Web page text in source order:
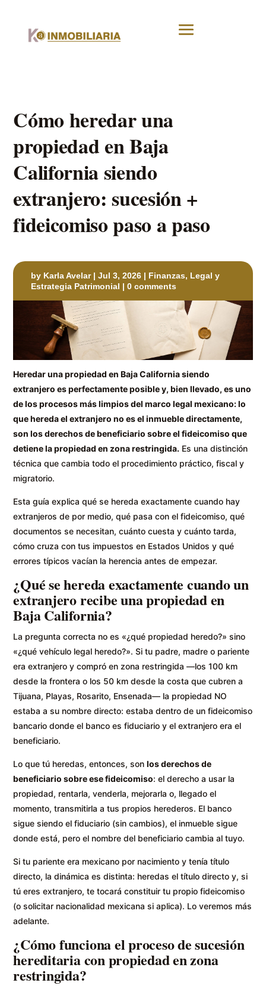
Cómo heredar una
propiedad en Baja
California siendo
extranjero: sucesión +
fideicomiso paso a paso
by Karla Avelar|Jul 3, 2026 | Finanzas, Legal y
Estrategia Patrimonial |0 comments
Heredar una propiedad en Baja California siendo
extranjero es perfectamente posible y, bien llevado, es uno
de los procesos más limpios del marco legal mexicano: lo
que hereda el extranjero no es el inmueble directamente,
son los derechos de beneficiario sobre el fideicomiso que
detiene la propiedad en zona restringida. Es una distinción
técnica que cambia todo el procedimiento práctico, fiscal y
migratorio.
Esta guía explica qué se hereda exactamente cuando hay
extranjeros de por medio, qué pasa con el fideicomiso, qué
documentos se necesitan, cuánto cuesta y cuánto tarda,
cómo cruza con tus impuestos en Estados Unidos y qué
errores típicos vacían la herencia antes de empezar.
¿Qué se hereda exactamente cuando un
extranjero recibe una propiedad en
Baja California?
La pregunta correcta no es «¿qué propiedad heredo?» sino
«¿qué vehículo legal heredo?». Si tu padre, madre o pariente
era extranjero y compró en zona restringida —los 100 km
desde la frontera o los 50 km desde la costa que cubren a
Tijuana, Playas, Rosarito, Ensenada— la propiedad NO
estaba a su nombre directo: estaba dentro de un fideicomiso
bancario donde el banco es fiduciario y el extranjero era el
beneficiario.
Lo que tú heredas, entonces, sonlos derechos de
beneficiario sobre ese fideicomiso: el derecho a usar la
propiedad, rentarla, venderla, mejorarla o, llegado el
momento, transmitirla a tus propios herederos. El banco
sigue siendo el fiduciario (sin cambios), el inmueble sigue
donde está, pero el nombre del beneficiario cambia al tuyo.
Si tu pariente era mexicano por nacimiento y tenía título
directo, la dinámica es distinta: heredas el título directo y, si
tú eres extranjero, te tocará constituir tu propio fideicomiso
(o solicitar nacionalidad mexicana si aplica). Lo veremos más
adelante.
¿Cómo funciona el proceso de sucesión
hereditaria con propiedad en zona
restringida?